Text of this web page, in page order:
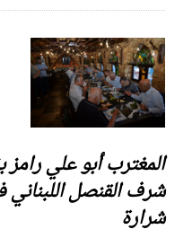
المغترب أبو علي
شرف القنصل
شرارة